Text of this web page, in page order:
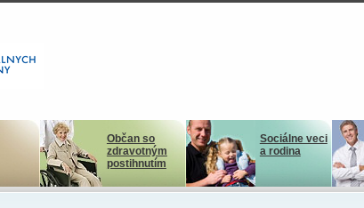
Občan so
zdravotným
postihnutím
Sociálne veci
a rodina